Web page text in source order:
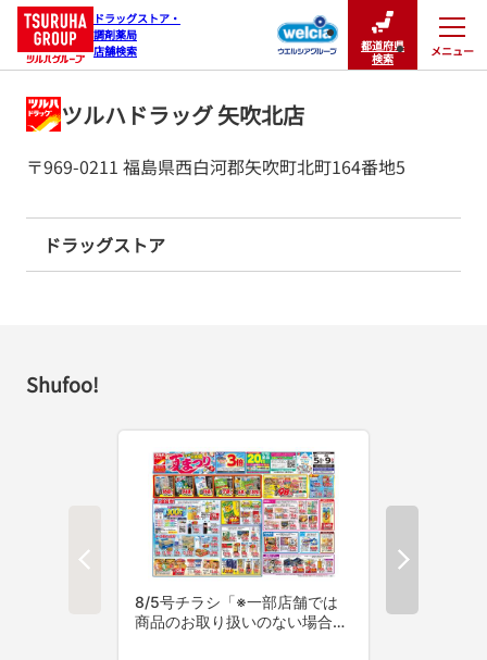
ドラッグストア・
調剤薬局
店舗検索
都道府県
検索
メニュー
閉じる
ツルハドラッグ 矢吹北店
〒969-0211 福島県西白河郡矢吹町北町164番地5
ドラッグストア
Shufoo!